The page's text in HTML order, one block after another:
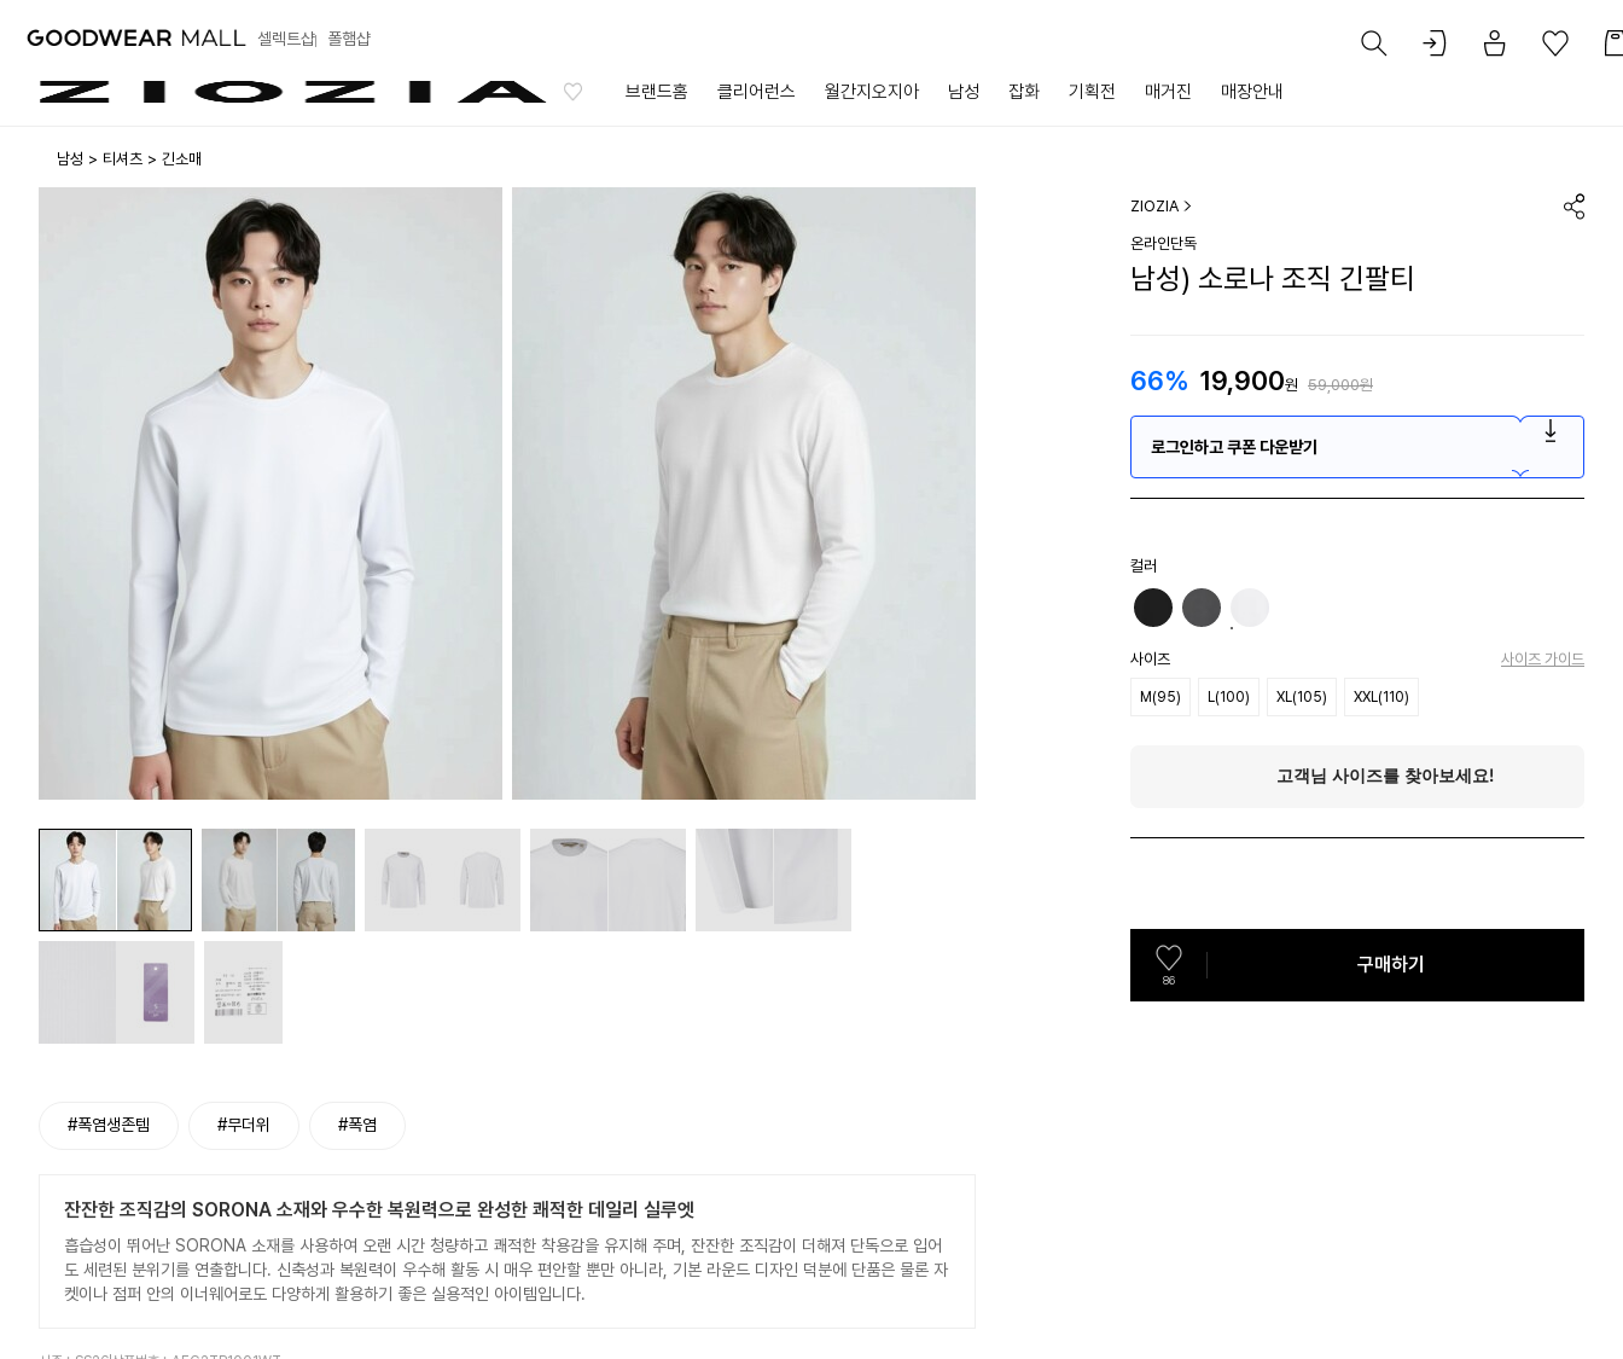
셀렉트샵 폴햄샵
브랜드홈 클리어런스 월간지오지아 남성 잡화 기획전 매거진 매장안내
남성 티셔츠 긴소매
#폭염생존템 #무더위 #폭염
잔잔한 조직감의 SORONA 소재와 우수한 복원력으로 완성한 쾌적한 데일리 실루엣
흡습성이 뛰어난 SORONA 소재를 사용하여 오랜 시간 청량하고 쾌적한 착용감을 유지해 주며, 잔잔한 조직감이 더해져 단독으로 입어
도 세련된 분위기를 연출합니다. 신축성과 복원력이 우수해 활동 시 매우 편안할 뿐만 아니라, 기본 라운드 디자인 덕분에 단품은 물론 자
켓이나 점퍼 안의 이너웨어로도 다양하게 활용하기 좋은 실용적인 아이템입니다.
ZIOZIA
온라인단독
남성) 소로나 조직 긴팔티
66% 19,900원 59,000원
로그인하고 쿠폰 다운받기
컬러
사이즈 사이즈 가이드
M(95) L(100) XL(105) XXL(110)
86
구매하기